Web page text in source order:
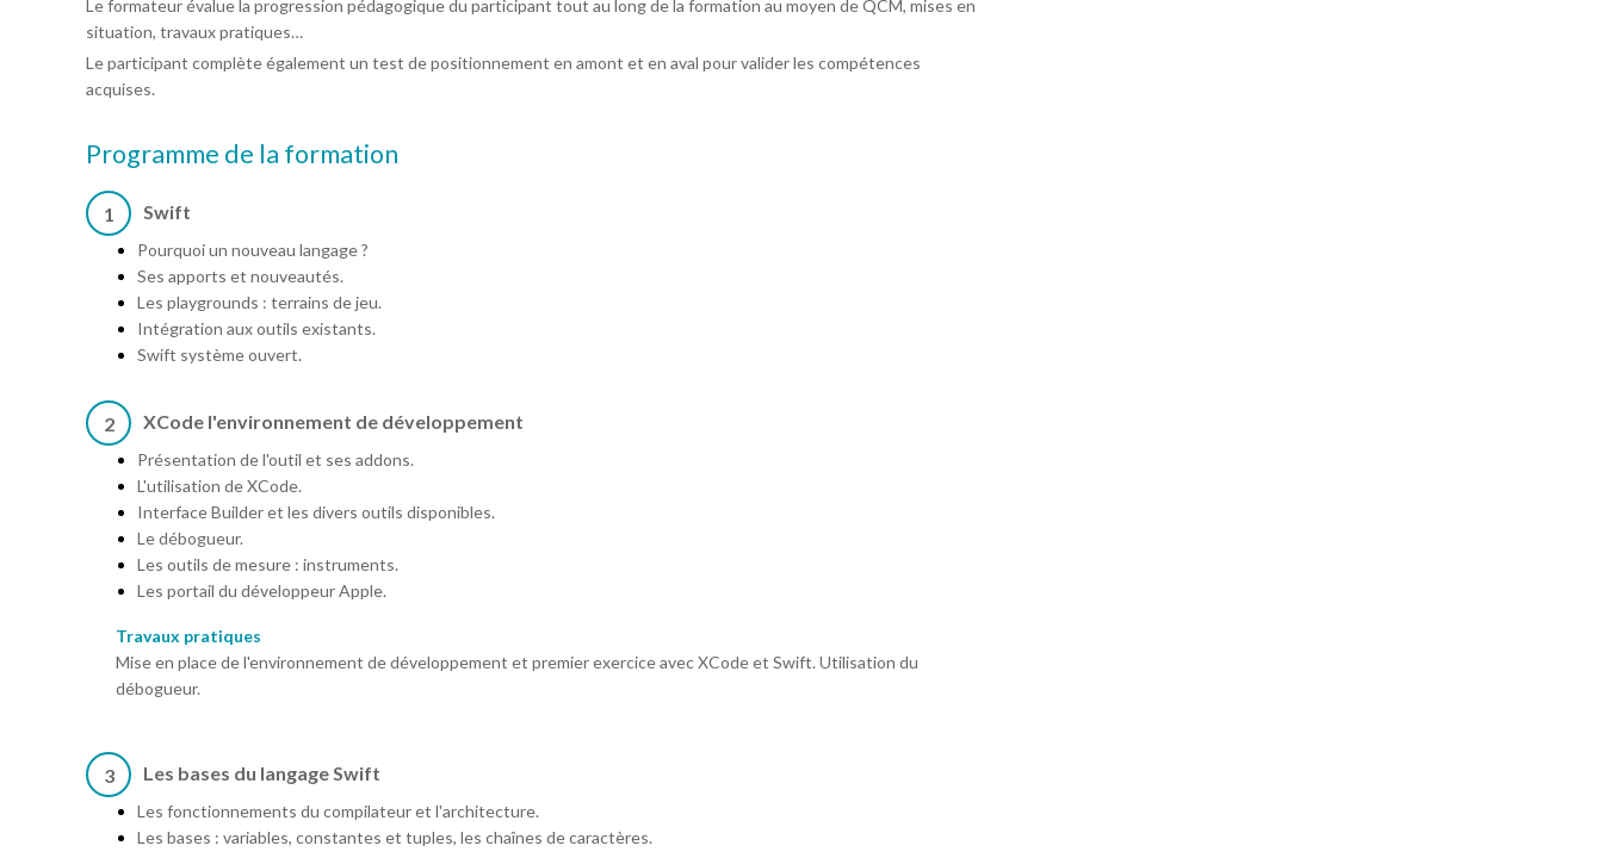
Le formateur évalue la progression pédagogique du participant tout au long de la formation au moyen de QCM, mises en
situation, travaux pratiques…
Le participant complète également un test de positionnement en amont et en aval pour valider les compétences
acquises.
Programme de la formation
1 Swift
Pourquoi un nouveau langage ?
Ses apports et nouveautés.
Les playgrounds : terrains de jeu.
Intégration aux outils existants.
Swift système ouvert.
2 XCode l'environnement de développement
Présentation de l'outil et ses addons.
L'utilisation de XCode.
Interface Builder et les divers outils disponibles.
Le débogueur.
Les outils de mesure : instruments.
Les portail du développeur Apple.
Travaux pratiques
Mise en place de l'environnement de développement et premier exercice avec XCode et Swift. Utilisation du
débogueur.
3 Les bases du langage Swift
Les fonctionnements du compilateur et l'architecture.
Les bases : variables, constantes et tuples, les chaînes de caractères.